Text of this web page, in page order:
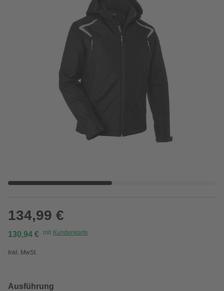
134,99 €
130,94 € mit Kundenkarte
Inkl. MwSt.
Ausführung